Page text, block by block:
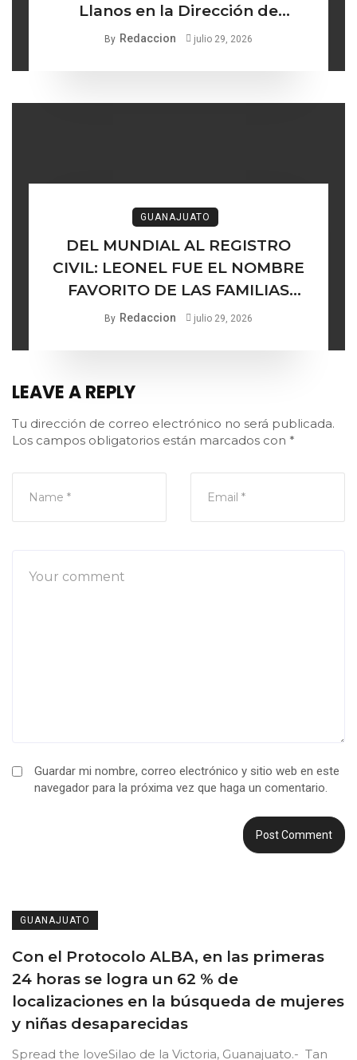
Llanos en la Dirección de
Turismo de Comonfort la línea
By Redaccion julio 29, 2026
GUANAJUATO
DEL MUNDIAL AL REGISTRO
CIVIL: LEONEL FUE EL NOMBRE
FAVORITO DE LAS FAMILIAS
By Redaccion julio 29, 2026
LEAVE A REPLY
Tu dirección de correo electrónico no será publicada.
Los campos obligatorios están marcados con *
Guardar mi nombre, correo electrónico y sitio web en este
navegador para la próxima vez que haga un comentario.
GUANAJUATO
Con el Protocolo ALBA, en las primeras
24 horas se logra un 62 % de
localizaciones en la búsqueda de mujeres
y niñas desaparecidas
Spread the loveSilao de la Victoria, Guanajuato.- Tan